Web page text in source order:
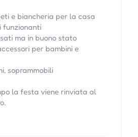
e biancheria per la casa
funzionanti
ma in buono stato
per bambini e
soprammobili
la festa viene rinviata al